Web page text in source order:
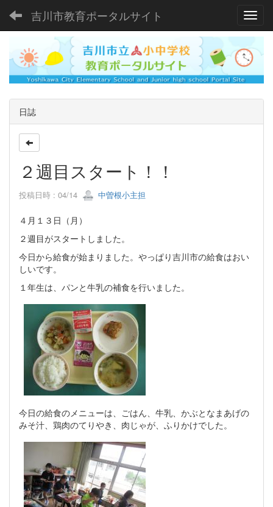
吉川市教育ポータルサイト
日誌
２週目スタート！！
投稿日時 : 04/14 中曽根小主担
４月１３日（月）
２週目がスタートしました。
今日から給食が始まりました。やっぱり吉川市の給食はおい
しいです。
１年生は、パンと牛乳の補食を行いました。
今日の給食のメニューは、ごはん、牛乳、かぶとなまあげの
みそ汁、鶏肉のてりやき、肉じゃが、ふりかけでした。